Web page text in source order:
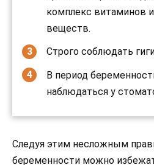
комплекс витаминов
веществ.
Строго соблюдать
В период
наблюдаться у
Следуя этим несложным
беременности можно